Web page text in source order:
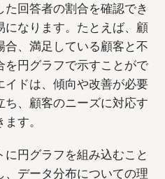
回答者の割合を確認でき
になります。たとえば、顧
、満足している顧客と不
円グラフで示すことがで
イドは、傾向や改善が必要
、顧客のニーズに対応す
す。
円グラフを組み込むこと
データ分布についての理